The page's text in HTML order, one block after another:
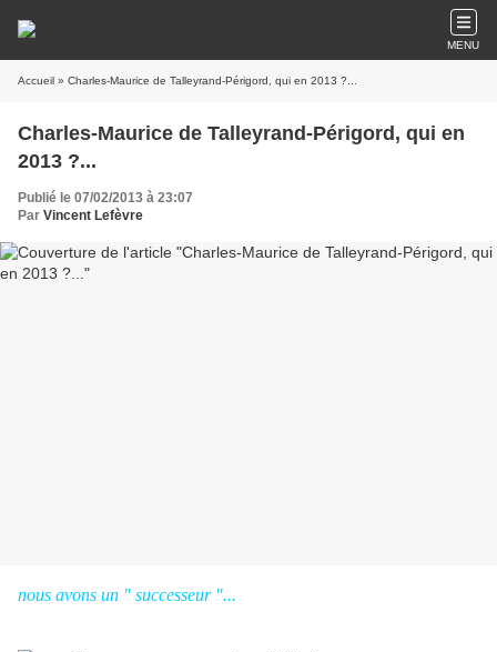
MENU
Accueil » Charles-Maurice de Talleyrand-Périgord, qui en 2013 ?...
Charles-Maurice de Talleyrand-Périgord, qui en
2013 ?...
Publié le 07/02/2013 à 23:07
Par Vincent Lefèvre
nous avons un " successeur "...